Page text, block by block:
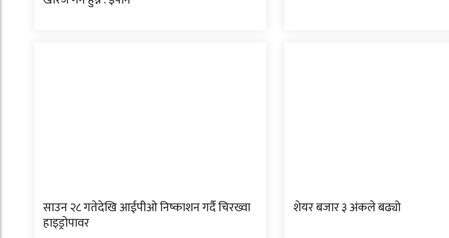
साउन २८ गतेदेखि आईपीओ निष्काशन गर्दै चिरख्वा
हाइड्रोपावर
शेयर बजार ३ अंकले बढ्यो